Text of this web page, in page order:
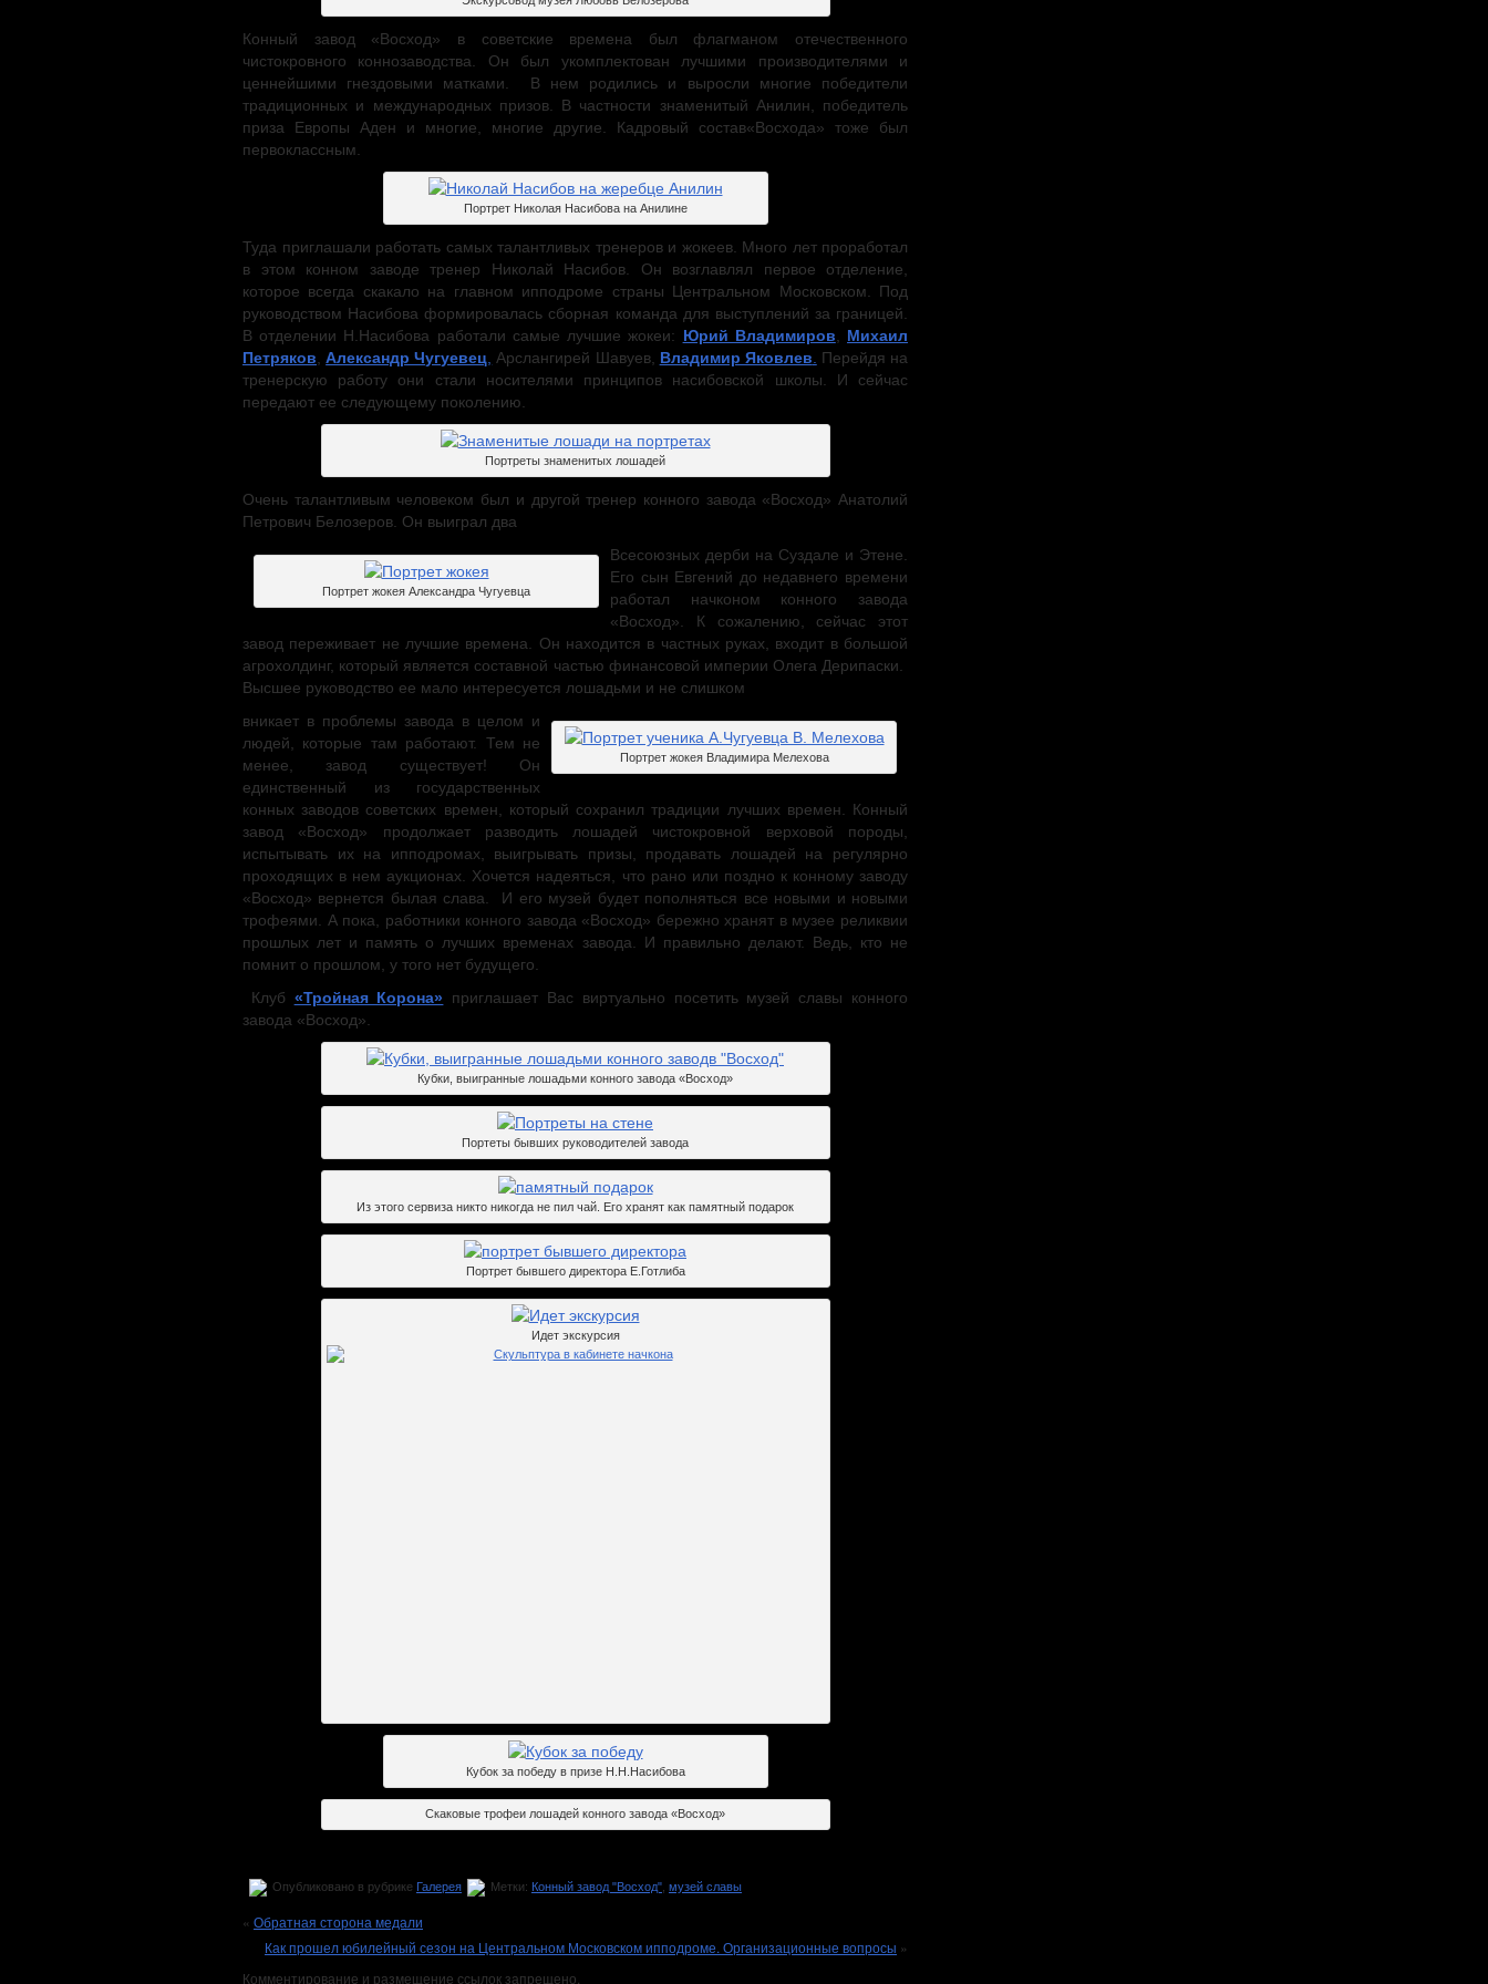
Конный завод «Восход» в советские времена был флагманом отечественного
чистокровного коннозаводства. Он был укомплектован лучшими производителями и
ценнейшими гнездовыми матками. В нем родились и выросли многие победители
традиционных и международных призов. В частности знаменитый Анилин, победитель
приза Европы Аден и многие, многие другие. Кадровый состав«Восхода» тоже был
первоклассным.
Портрет Николая Насибова на Анилине
Туда приглашали работать самых талантливых тренеров и жокеев. Много лет проработал
в этом конном заводе тренер Николай Насибов. Он возглавлял первое отделение,
которое всегда скакало на главном ипподроме страны Центральном Московском. Под
руководством Насибова формировалась сборная команда для выступлений за границей.
В отделении Н.Насибова работали самые лучшие жокеи: Юрий Владимиров
Михаил
Петряков ,Александр Чугуевец Арслангирей Шавуев, Владимир Яковлев
Перейдя на
тренерскую работу они стали носителями принципов насибовской школы. И сейчас
передают ее следующему поколению.
Портреты знаменитых лошадей
Очень талантливым человеком был и другой тренер конного завода «Восход» Анатолий
Петрович Белозеров. Он выиграл два
Портрет жокея Александра Чугуевца
Всесоюзных дерби на Суздале и Этене.
Его сын Евгений до недавнего времени
работал начконом конного завода
«Восход». К сожалению, сейчас этот
завод переживает не лучшие времена. Он находится в частных руках, входит в большой
агрохолдинг, который является составной частью финансовой империи Олега Дерипаски.
Высшее руководство ее мало интересуется лошадьми и не слишком
Портрет жокея Владимира Мелехова
вникает в проблемы завода в целом и
людей, которые там работают. Тем не
менее, завод существует! Он
единственный из государственных
конных заводов советских времен, который сохранил традиции лучших времен. Конный
завод «Восход» продолжает разводить лошадей чистокровной верховой породы,
испытывать их на ипподромах, выигрывать призы, продавать лошадей на регулярно
проходящих в нем аукционах. Хочется надеяться, что рано или поздно к конному заводу
«Восход» вернется былая слава. И его музей будет пополняться все новыми и новыми
трофеями. А пока, работники конного завода «Восход» бережно хранят в музее реликвии
прошлых лет и память о лучших временах завода. И правильно делают. Ведь, кто не
помнит о прошлом, у того нет будущего.
Клуб «Тройная Корона» приглашает Вас виртуально посетить музей славы конного
завода «Восход».
Кубки, выигранные лошадьми конного завода «Восход»
Портеты бывших руководителей завода
Из этого сервиза никто никогда не пил чай. Его хранят как памятный подарок
Портрет бывшего директора Е.Готлиба
Идет экскурсия
Кубок за победу в призе Н.Н.Насибова
Скаковые трофеи лошадей конного завода «Восход»
Опубликовано в рубрике Галерея Метки: Конный завод "Восход" музей славы
« Обратная сторона медали
Как прошел юбилейный сезон на Центральном Московском ипподроме. Организационные вопросы »
Комментирование и размещение ссылок запрещено.